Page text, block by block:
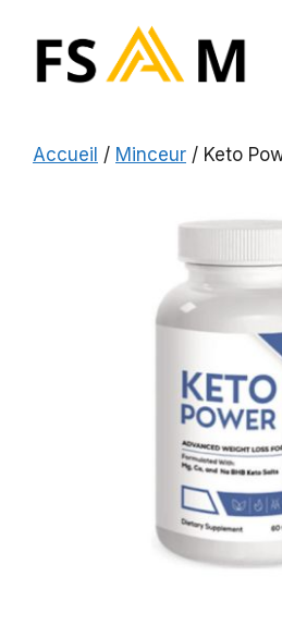
contenu
Accueil / Minceur / Keto